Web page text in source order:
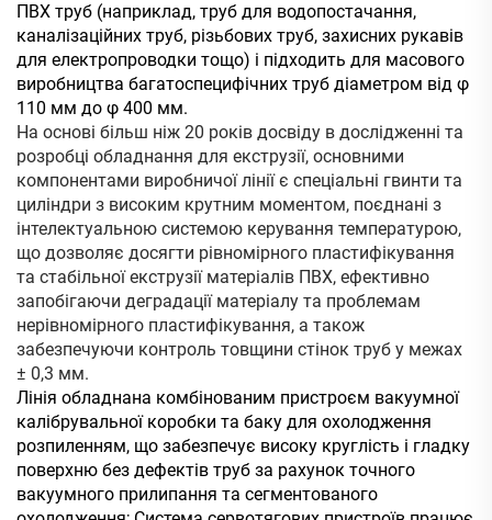
ПВХ труб (наприклад, труб для водопостачання,
каналізаційних труб, різьбових труб, захисних рукавів
для електропроводки тощо) і підходить для масового
виробництва багатоспецифічних труб діаметром від φ
110 мм до φ 400 мм.
На основі більш ніж 20 років досвіду в дослідженні та
розробці обладнання для екструзії, основними
компонентами виробничої лінії є спеціальні гвинти та
циліндри з високим крутним моментом, поєднані з
інтелектуальною системою керування температурою,
що дозволяє досягти рівномірного пластифікування
та стабільної екструзії матеріалів ПВХ, ефективно
запобігаючи деградації матеріалу та проблемам
нерівномірного пластифікування, а також
забезпечуючи контроль товщини стінок труб у межах
± 0,3 мм.
Лінія обладнана комбінованим пристроєм вакуумної
калібрувальної коробки та баку для охолодження
розпиленням, що забезпечує високу круглість і гладку
поверхню без дефектів труб за рахунок точного
вакуумного прилипання та сегментованого